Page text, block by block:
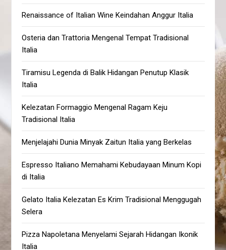
Renaissance of Italian Wine Keindahan Anggur Italia
Osteria dan Trattoria Mengenal Tempat Tradisional
Italia
Tiramisu Legenda di Balik Hidangan Penutup Klasik
Italia
Kelezatan Formaggio Mengenal Ragam Keju
Tradisional Italia
Menjelajahi Dunia Minyak Zaitun Italia yang Berkelas
Espresso Italiano Memahami Kebudayaan Minum Kopi
di Italia
Gelato Italia Kelezatan Es Krim Tradisional Menggugah
Selera
Pizza Napoletana Menyelami Sejarah Hidangan Ikonik
Italia